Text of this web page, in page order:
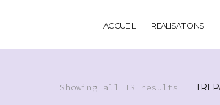
ACCUEIL REALISATIONS
Showing all 13 results